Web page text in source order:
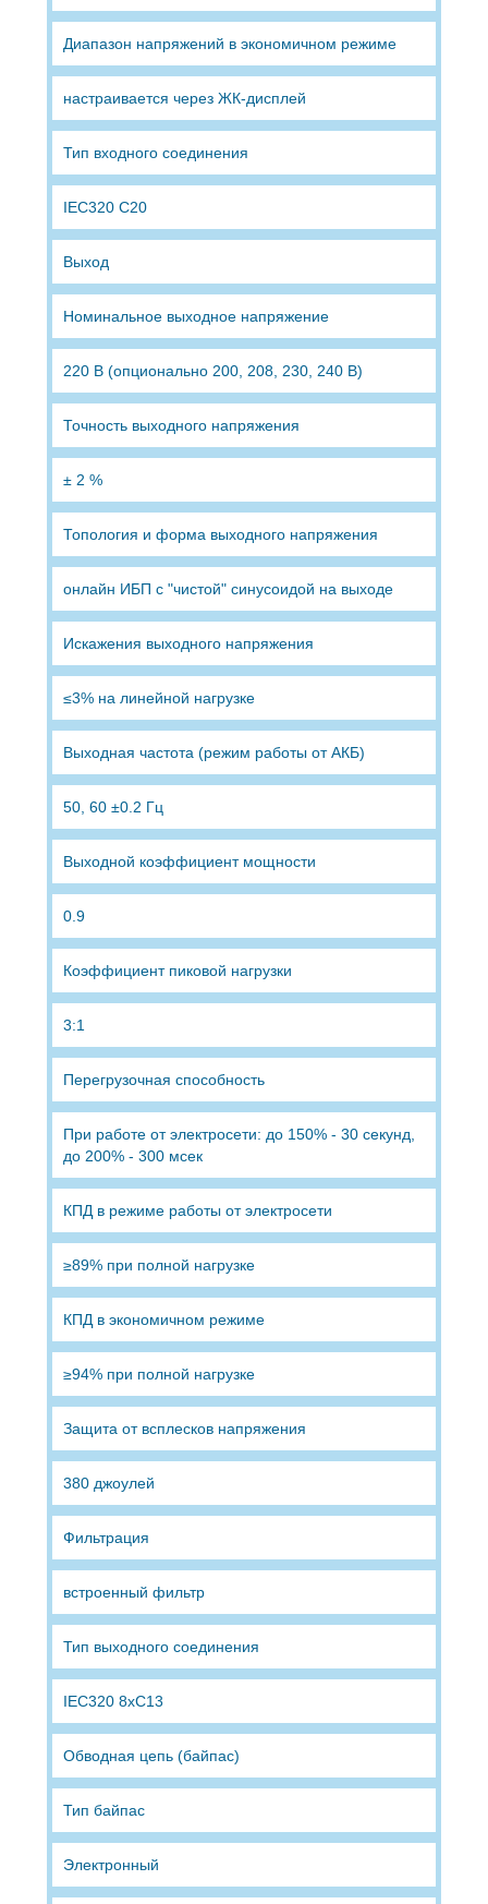
Диапазон напряжений в экономичном режиме
настраивается через ЖК-дисплей
Тип входного соединения
IEC320 C20
Выход
Номинальное выходное напряжение
220 В (опционально 200, 208, 230, 240 В)
Точность выходного напряжения
± 2 %
Топология и форма выходного напряжения
онлайн ИБП с "чистой" синусоидой на выходе
Искажения выходного напряжения
≤3% на линейной нагрузке
Выходная частота (режим работы от АКБ)
50, 60 ±0.2 Гц
Выходной коэффициент мощности
0.9
Коэффициент пиковой нагрузки
3:1
Перегрузочная способность
При работе от электросети: до 150% - 30 секунд,
до 200% - 300 мсек
КПД в режиме работы от электросети
≥89% при полной нагрузке
КПД в экономичном режиме
≥94% при полной нагрузке
Защита от всплесков напряжения
380 джоулей
Фильтрация
встроенный фильтр
Тип выходного соединения
IEC320 8xC13
Обводная цепь (байпас)
Тип байпас
Электронный